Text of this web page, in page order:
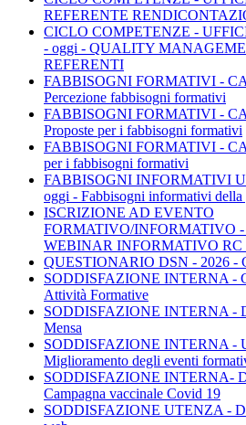
REFERENTE
CICLO COMPETENZE -
- oggi - QUALITY
REFERENTI
FABBISOGNI FORMATIVI -
Percezione fabbisogni formativi
FABBISOGNI FORMATIVI -
Proposte per i fabbisogni formativi
FABBISOGNI FORMATIVI -
per i fabbisogni formativi
FABBISOGNI INFORMATIVI
oggi - Fabbisogni informativi della
ISCRIZIONE AD EVENTO
FORMATIVO/INFORMATIVO
WEBINAR INFORMATIVO RC
QUESTIONARIO DSN - 2026 -
SODDISFAZIONE INTERNA -
Attività Formative
SODDISFAZIONE INTERNA -
Mensa
SODDISFAZIONE INTERNA -
Miglioramento degli eventi
SODDISFAZIONE INTERNA-
Campagna vaccinale Covid 19
SODDISFAZIONE UTENZA -